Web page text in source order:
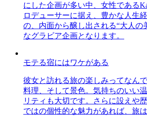
にした企画が多い中、女性である
ロデューサーに据え、豊かな人生
の、内面から醸し出される“大人の
なグラビア企画となります。
モテる宿にはワケがある
彼女と訪れる旅の楽しみってなん
料理、そして景色。気持ちのいい
リティも大切です。さらに設えや
ではの個性的な魅力があれば、旅